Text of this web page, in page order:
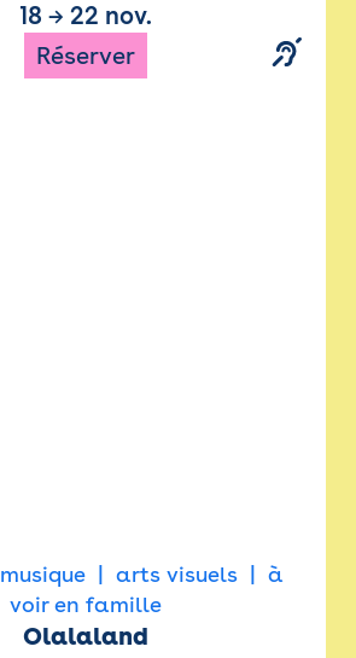
18 → 22 nov.
Réserver
musique arts visuels
à
voir en famille
Olalaland